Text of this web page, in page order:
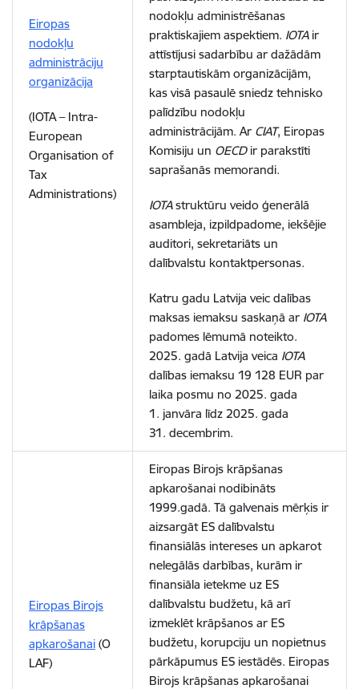
Eiropas
nodokļu
administrāciju
organizācija
(IOTA – Intra-
European
Organisation of
Tax
Administrations)
nodokļu administrēšanas
praktiskajiem aspektiem. IOTAir
attīstījusi sadarbību ar dažādām
starptautiskām organizācijām,
kas visā pasaulē sniedz tehnisko
palīdzību nodokļu
administrācijām. Ar CIAT, Eiropas
Komisiju un OECDir parakstīti
saprašanās memorandi.
IOTAstruktūru veido ģenerālā
asambleja, izpildpadome, iekšējie
auditori, sekretariāts un
dalībvalstu kontaktpersonas.
Katru gadu Latvija veic dalības
maksas iemaksu saskaņā ar IOTA
padomes lēmumā noteikto.
2025. gadā Latvija veica IOTA
dalības iemaksu 19 128 EUR par
laika posmu no 2025. gada
1. janvāra līdz 2025. gada
31. decembrim.
Eiropas Birojs
krāpšanas
apkarošanai (O
LAF)
Eiropas Birojs krāpšanas
apkarošanai nodibināts
1999.gadā. Tā galvenais mērķis ir
aizsargāt ES dalībvalstu
finansiālās intereses un apkarot
nelegālās darbības, kurām ir
finansiāla ietekme uz ES
dalībvalstu budžetu, kā arī
izmeklēt krāpšanos ar ES
budžetu, korupciju un nopietnus
pārkāpumus ES iestādēs. Eiropas
Birojs krāpšanas apkarošanai